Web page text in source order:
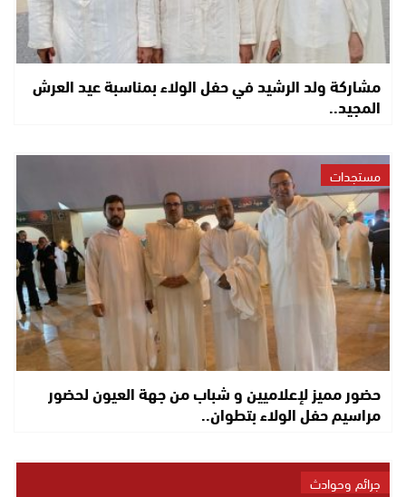
مشاركة ولد الرشيد في حفل الولاء بمناسبة عيد العرش
المجيد..
مستجدات
حضور مميز لإعلاميين و شباب من جهة العيون لحضور
مراسيم حفل الولاء بتطوان..
جرائم وحوادث